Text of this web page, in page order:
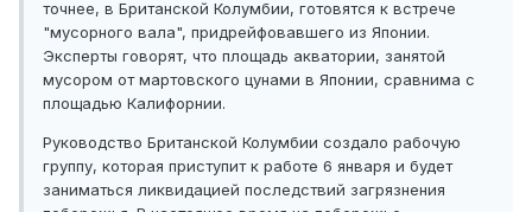
точнее, в Британской Колумбии, готовятся к встрече
"мусорного вала", придрейфовавшего из Японии.
Эксперты говорят, что площадь акватории, занятой
мусором от мартовского цунами в Японии, сравнима с
площадью Калифорнии.
Руководство Британской Колумбии создало рабочую
группу, которая приступит к работе 6 января и будет
заниматься ликвидацией последствий загрязнения